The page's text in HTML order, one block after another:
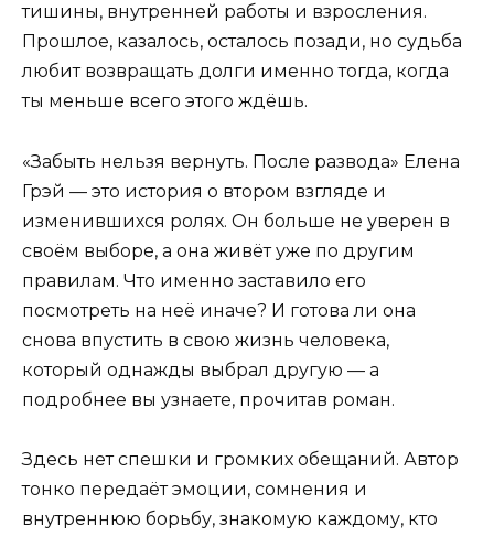
тишины, внутренней работы и взросления.
Прошлое, казалось, осталось позади, но судьба
любит возвращать долги именно тогда, когда
ты меньше всего этого ждёшь.
«Забыть нельзя вернуть. После развода» Елена
Грэй — это история о втором взгляде и
изменившихся ролях. Он больше не уверен в
своём выборе, а она живёт уже по другим
правилам. Что именно заставило его
посмотреть на неё иначе? И готова ли она
снова впустить в свою жизнь человека,
который однажды выбрал другую — а
подробнее вы узнаете, прочитав роман.
Здесь нет спешки и громких обещаний. Автор
тонко передаёт эмоции, сомнения и
внутреннюю борьбу, знакомую каждому, кто